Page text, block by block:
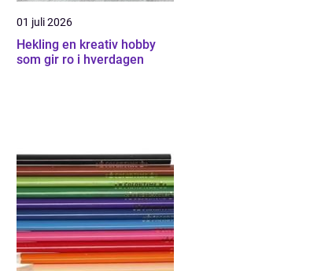
01 juli 2026
Hekling en kreativ hobby
som gir ro i hverdagen